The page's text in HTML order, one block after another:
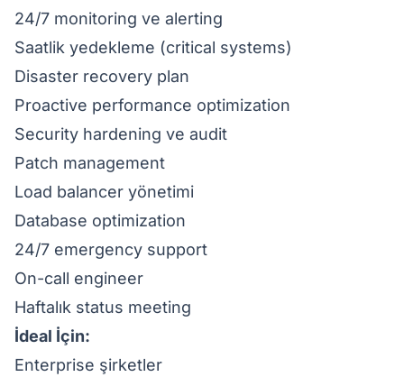
24/7 monitoring ve alerting
Saatlik yedekleme (critical systems)
Disaster recovery plan
Proactive performance optimization
Security hardening ve audit
Patch management
Load balancer yönetimi
Database optimization
24/7 emergency support
On-call engineer
Haftalık status meeting
İdeal İçin:
Enterprise şirketler